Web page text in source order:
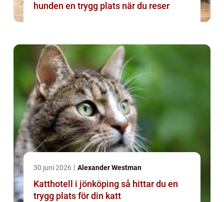
hunden en trygg plats när du reser
30 juni 2026 Alexander Westman
Katthotell i jönköping så hittar du en
trygg plats för din katt